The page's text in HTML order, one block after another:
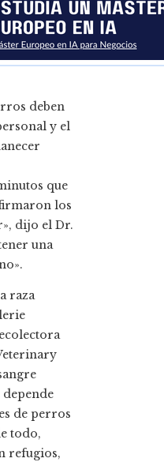
deben
y el
que
los
dijo el Dr.
una
raza
de perros
todo,
refugios,